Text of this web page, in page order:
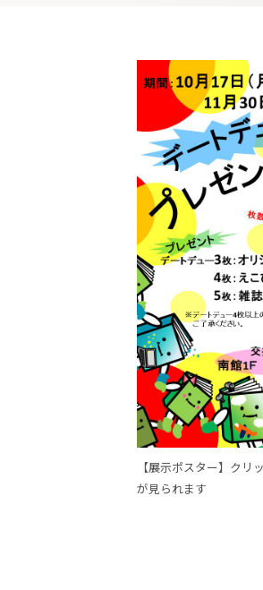
【展示ポスター】クリ
が見られます